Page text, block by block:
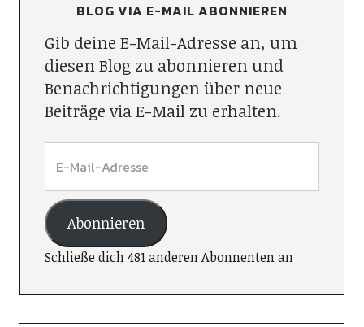
BLOG VIA E-MAIL ABONNIEREN
Gib deine E-Mail-Adresse an, um
diesen Blog zu abonnieren und
Benachrichtigungen über neue
Beiträge via E-Mail zu erhalten.
Abonnieren
Schließe dich 481 anderen Abonnenten an